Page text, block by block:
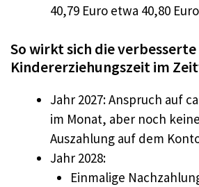
40,79 Euro etwa 40,80
So wirkt sich die verbesserte
Kindererziehungszeit im
Jahr 2027: Anspruch auf
im Monat, aber noch
Auszahlung auf dem
Jahr 2028:
Einmalige